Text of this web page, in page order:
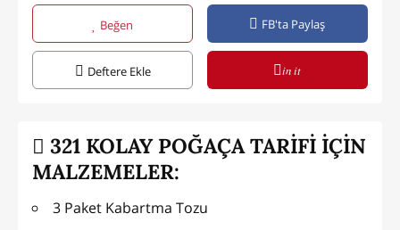
Beğen FB'ta Paylaş
Deftere Ekle in it
321 KOLAY POĞAÇA TARİFİ İÇİN
MALZEMELER:
3 Paket Kabartma Tozu